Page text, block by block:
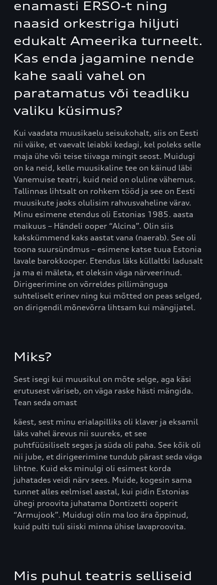
enamasti ERSO-t ning
naasid orkestriga hiljuti
edukalt Ameerika turneelt.
Kas enda jagamine nende
kahe saali vahel on
paratamatus või teadliku
valiku küsimus?
Kui vaadata muusikaelu seisukohalt, siis on Eesti
nii väike, et vaevalt leiabki kedagi, kel poleks selle
maja ühe või teise tiivaga mingit seost. Muidugi
on ka neid, kelle muusikaline tee on käinud läbi
Vanemuise teatri, kuid neid on oluline vähemus.
Tallinnas lihtsalt on rohkem tööd ja see on Eesti
muusikute jaoks olulisim rahvusvaheline värav.
Minu esimene etendus oli Estonias 1985. aasta
maikuus – Händeli ooper “Alcina”. Olin siis
kakskümmend kaks aastat vana (naerab). See oli
toona suursündmus – esimene katse tuua Estonia
lavale barokkooper. Etendus läks küllaltki ladusalt
ja ma ei mäleta, et oleksin väga närveerinud.
Dirigeerimine on võrreldes pillimänguga
suhteliselt erinev ning kui mõtted on peas selged,
on dirigendil mõnevõrra lihtsam kui mängijatel.
Miks?
Sest isegi kui muusikul on mõte selge, aga käsi
erutusest väriseb, on väga raske hästi mängida.
Tean seda omast
käest, sest minu erialapilliks oli klaver ja eksamil
läks vahel ärevus nii suureks, et see
puhtfüüsiliselt segas ja süda oli paha. See kõik oli
nii jube, et dirigeerimine tundub pärast seda väga
lihtne. Kuid eks minulgi oli esimest korda
juhatades veidi närv sees. Muide, kogesin sama
tunnet alles eelmisel aastal, kui pidin Estonias
ühegi proovita juhatama Dontizetti ooperit
“Armujook”. Muidugi olin ma loo ära õppinud,
kuid pulti tuli siiski minna ühise lavaproovita.
Mis puhul teatris selliseid